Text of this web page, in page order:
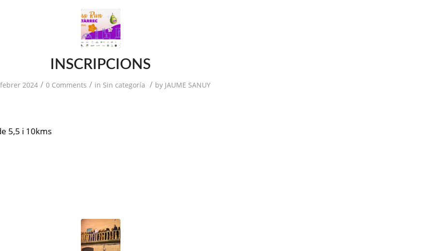
INSCRIPCIONS
2024 / 0 Comments / in Sin categoría / by JAUME SANUY
5,5 i 10kms